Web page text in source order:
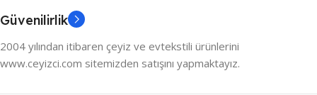
Güvenilirlik
2004 yılından itibaren çeyiz ve evtekstili ürünlerini
www.ceyizci.com sitemizden satışını yapmaktayız.